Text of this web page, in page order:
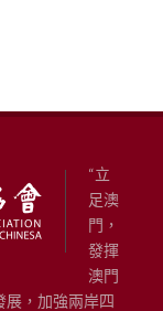
“立
足澳
門，
發揮
澳門
展，加強兩岸四